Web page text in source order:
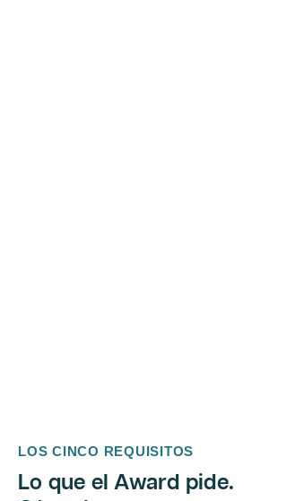
LOS CINCO REQUISITOS
Lo que el Award pide.